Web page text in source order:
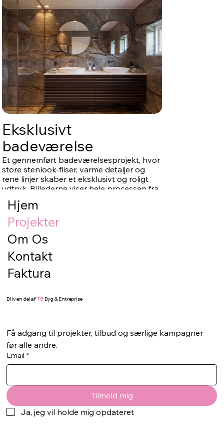
Eksklusivt
badeværelse
Et gennemført badeværelsesprojekt, hvor
store stenlook-fliser, varme detaljer og
rene linjer skaber et eksklusivt og roligt
udtryk. Billederne viser hele processen fra
resultat med høj finish og sans for detaljen.
Hjem
Projekter
Om Os
Kontakt
Faktura
Bliv en del afTBByg & Entreprise
Få adgang til projekter, tilbud og særlige kampagner
før alle andre.
Email *
Tilmeld mig
Ja, jeg vil holde mig opdateret